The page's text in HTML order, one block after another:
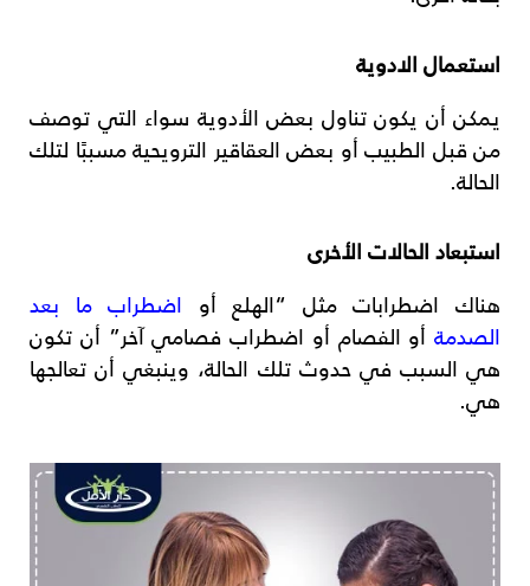
استعمال الادوية
يمكن أن يكون تناول بعض الأدوية سواء التي توصف
من قبل الطبيب أو بعض العقاقير الترويحية مسببًا لتلك
الحالة.
استبعاد الحالات الأخرى
هناك اضطرابات مثل “الهلع أو اضطراب ما بعد
الصدمة أو الفصام أو اضطراب فصامي آخر” أن تكون
هي السبب في حدوث تلك الحالة، وينبغي أن تعالجها
هي.